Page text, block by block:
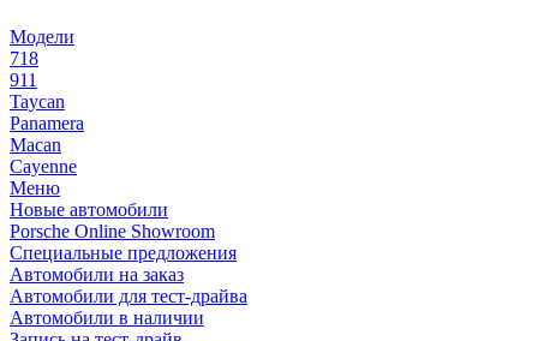
Модели
718
911
Taycan
Panamera
Macan
Cayenne
Меню
Новые автомобили
Porsche Online Showroom
Специальные предложения
Автомобили на заказ
Автомобили для тест-драйва
Автомобили в наличии